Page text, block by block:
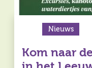
Nieuws
Kom naar